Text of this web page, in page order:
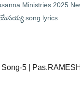
Ministries 2025
song lyrics
5 | Pas.RAMESH